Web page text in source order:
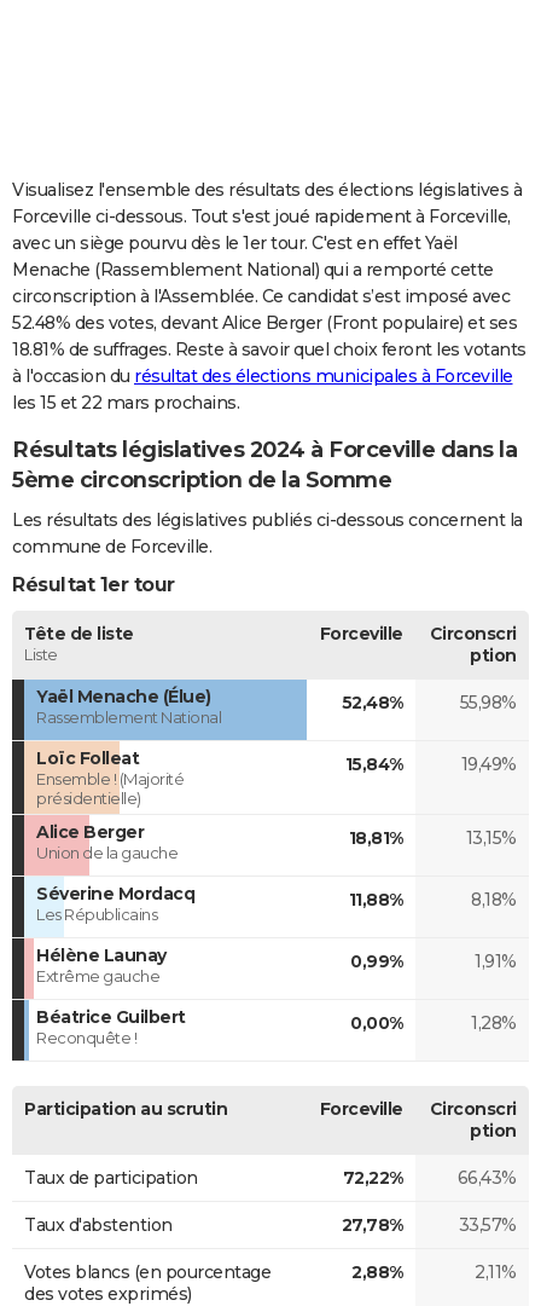
Carte de Noël
Carte Bonne année
Carte Saint-Valentin
Carte Pâques
Carte d'anniversaire
DICTIONNAIRE
Dictionnaire
Biographies
Citations
Expressions
Proverbes
PROGRAMME TV
COPAINS D'AVANT
S'inscrire
Se connecter
Lycées
Collèges
Primaires
Universités
Entreprises
Service militaire
Avis de recherche
AVIS DE DÉCÈS
Visualisez l'ensemble des résultats des élections législatives à
Forceville ci-dessous. Tout s'est joué rapidement à Forceville,
avec un siège pourvu dès le 1er tour. C'est en effet Yaël
Menache (Rassemblement National) qui a remporté cette
circonscription à l'Assemblée. Ce candidat s’est imposé avec
52.48% des votes, devant Alice Berger (Front populaire) et ses
18.81% de suffrages. Reste à savoir quel choix feront les votants
à l'occasion du résultat des élections municipales à Forceville
les 15 et 22 mars prochains.
Résultats législatives 2024 à Forceville dans la
5ème circonscription de la Somme
Les résultats des législatives publiés ci-dessous concernent la
commune de Forceville.
Résultat 1er tour
Tête de liste
Liste
Forceville
Circonscri
ption
Yaël Menache (Élue)
Rassemblement National
52,48% 55,98%
Loïc Folleat
Ensemble ! (Majorité
présidentielle)
15,84% 19,49%
Alice Berger
Union de la gauche
18,81% 13,15%
Séverine Mordacq
Les Républicains
11,88% 8,18%
Hélène Launay
Extrême gauche
0,99% 1,91%
Béatrice Guilbert
Reconquête !
0,00% 1,28%
Participation au scrutin Forceville
Circonscri
ption
Taux de participation 72,22% 66,43%
Taux d'abstention 27,78% 33,57%
Votes blancs (en pourcentage
des votes exprimés)
2,88% 2,11%